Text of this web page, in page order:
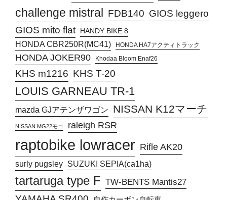
challenge mistral FDB140 GIOS leggero
GIOS mito flat
HANDY BIKE 8
HONDA CBR250R(MC41) HONDA HA7アクティトラック
HONDA JOKER90 Khodaa Bloom Enaf26
KHS m1216 KHS T-20
LOUIS GARNEAU TR-1
mazda GJアテンザワゴン NISSAN K12マーチ
NISSAN MG22モコ raleigh RSR
raptobike lowracer Rifle AK20
surly pugsley SUZUKI SEPIA(ca1ha)
tartaruga type F TW-BENTS Mantis27